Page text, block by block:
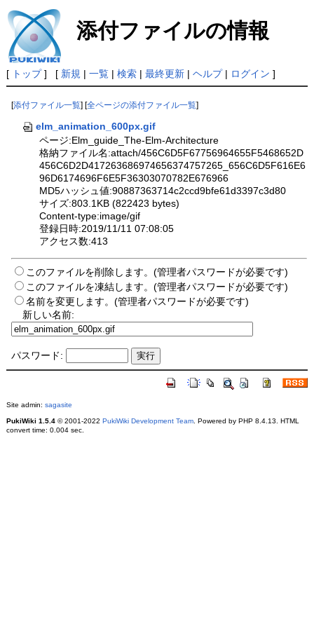
添付ファイルの情報
[ トップ] [ 新規 | 一覧| 検索| 最終更新| ヘルプ| ログイン ]
[添付ファイル一覧] [全ページの添付ファイル一覧]
elm_animation_600px.gif
ページ:Elm_guide_The-Elm-Architecture
格納ファイル名:attach/456C6D5F67756964655F5468652D
456C6D2D417263686974656374757265_656C6D5F616E6
96D6174696F6E5F36303070782E676966
MD5ハッシュ値:90887363714c2ccd9bfe61d3397c3d80
サイズ:803.1KB (822423 bytes)
Content-type:image/gif
登録日時:2019/11/11 07:08:05
アクセス数:413
このファイルを削除します。(管理者パスワードが必要です)
このファイルを凍結します。(管理者パスワードが必要です)
名前を変更します。(管理者パスワードが必要です)
新しい名前:
パスワード:
Site admin: sagasite
PukiWiki 1.5.4© 2001-2022 PukiWiki Development Team. Powered by PHP 8.4.13. HTML
convert time: 0.004 sec.